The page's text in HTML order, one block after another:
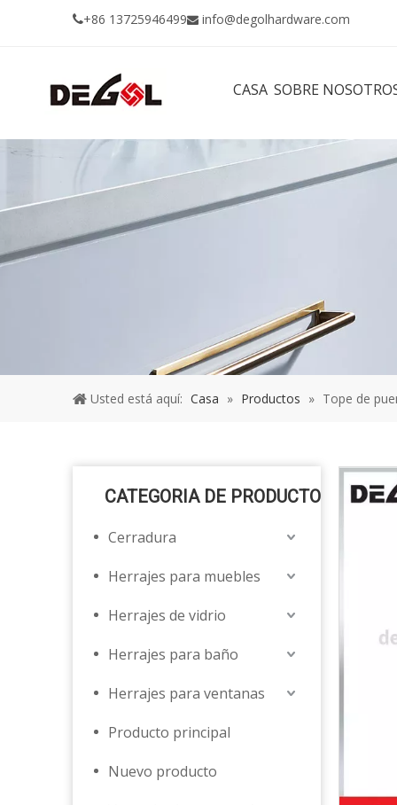
+86 13725946499 info@degolhardware.com
CASA SOBRE
Usted está aquí: Casa » Productos » Tope de
CATEGORIA DE PRODUCTO
Cerradura
Herrajes para muebles
Herrajes de vidrio
Herrajes para baño
Herrajes para ventanas
Producto principal
Nuevo producto